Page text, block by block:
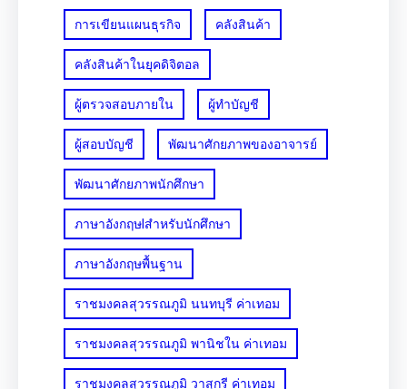
การเขียนแผนธุรกิจ คลังสินค้า
คลังสินค้าในยุคดิจิตอล
ผู้ตรวจสอบภายใน ผู้ทำบัญชี
ผู้สอบบัญชี พัฒนาศักยภาพของอาจารย์
พัฒนาศักยภาพนักศึกษา
ภาษาอังกฤษlสำหรับนักศึกษา
ภาษาอังกฤษพื้นฐาน
ราชมงคลสุวรรณภูมิ นนทบุรี ค่าเทอม
ราชมงคลสุวรรณภูมิ พานิชใน ค่าเทอม
ราชมงคลสุวรรณภูมิ วาสุกรี ค่าเทอม